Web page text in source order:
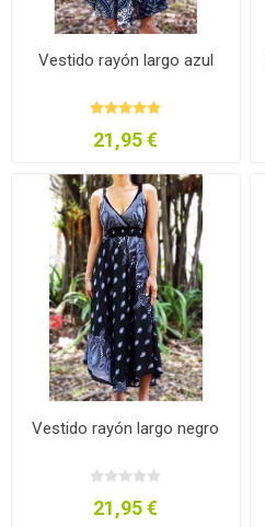
Vestido rayón largo azul
21,95 €
Vestido rayón largo negro
21,95 €